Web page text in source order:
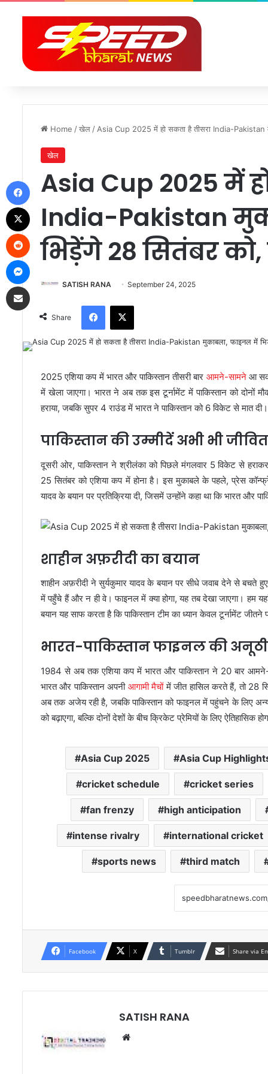
Home /खेल / Asia Cup 2025 में हो सकता है तीसरा India-Pakistan
खेल
Asia Cup 2025 में
India-Pakistan
भिड़ेंगे 28 सितंबर
SATISH RANA September 24, 2025
Share
Facebook
X
2025 एशिया कप में भारत और पाकिस्तान तीसरी बार आमने-सामनेआ
में खेला जाएगा। भारत ने अब तक इस टूर्नामेंट में पाकिस्तान को दोनों
हराया, जबकि सुपर 4 राउंड में भारत ने पाकिस्तान को 6 विकेट से मात
पाकिस्तान की उम्मीदें अभी भी जीवित
दूसरी ओर, पाकिस्तान ने श्रीलंका को पिछले मंगलवार 5 विकेट से
25 सितंबर को एशिया कप में होना है। इस मुकाबले के पहले, प्रेस
यादव के बयान पर प्रतिक्रिया दी, जिसमें उन्होंने कहा था कि भारत और
शाहीन अफ़रीदी का बयान
शाहीन अफ़रीदी ने सुर्यकुमार यादव के बयान पर सीधे जवाब देने से
में पहुँचे हैं और न ही वे। फाइनल में क्या होगा, यह तब देखा जाएगा। हम
बयान यह साफ करता है कि पाकिस्तान टीम का ध्यान केवल टूर्नामेंट जीतने
भारत-पाकिस्तान फाइनल की
1984 से अब तक एशिया कप में भारत और पाकिस्तान ने 20 बार
भारत और पाकिस्तान अपनी आगामी मैचोंमें जीत हासिल करते हैं, तो 28
अब तक अजेय रही है, जबकि पाकिस्तान को फाइनल में पहुंचने के लिए अन्य
को बढ़ाएगा, बल्कि दोनों देशों के बीच क्रिकेट प्रेमियों के लिए ऐतिहासिक
Asia Cup 2025 Asia Cup
cricket schedule cricket series
fan frenzy high anticipation
intense rivalry international cricket
sports news third match
Facebook X Tumblr Share via
SATISH RANA
Facebook
Messenger
Share via Email